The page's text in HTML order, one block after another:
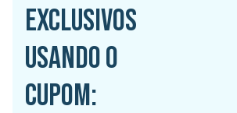
EXCLUSIVOS
USANDO O
CUPOM: